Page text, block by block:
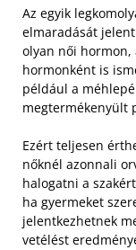
Az egyik
elmaradását
olyan női hormon,
hormonként is
például a
megtermékenyült
Ezért teljesen
nőknél azonnali
halogatni a
ha gyermeket
jelentkezhetnek
vetélést